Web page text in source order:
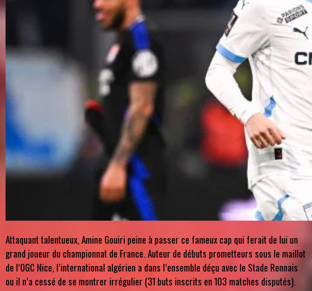
Attaquant talentueux, Amine Gouiri peine à passer ce fameux cap qui ferait de lui un
grand joueur du championnat de France. Auteur de débuts prometteurs sous le maillot
de l’OGC Nice, l’international algérien a dans l’ensemble déçu avec le Stade Rennais
ou il n’a cessé de se montrer irrégulier (31 buts inscrits en 103 matches disputés).